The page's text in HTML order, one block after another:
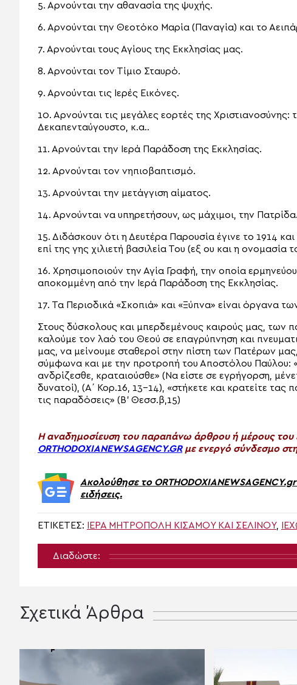
5. Αρνούνται την αθανασία της ψυχής.
6. Αρνούνται την Θεοτόκο Μαρία (Παναγία) και το
7. Αρνούνται τους Αγίους της Εκκλησίας μας.
8. Αρνούνται τον Τίμιο Σταυρό.
9. Αρνούνται τις Ιερές Εικόνες.
10. Αρνούνται τις μεγάλες εορτές της
Δεκαπενταύγουστο, κ.α..
11. Αρνούνται την Ιερά Παράδοση της Εκκλησίας.
12. Αρνούνται τον νηπιοβαπτισμό.
13. Αρνούνται την μετάγγιση αίματος.
14. Αρνούνται να υπηρετήσουν, ως μάχιμοι, την Πατρίδα.
15. Διδάσκουν ότι η Δευτέρα Παρουσία έγινε το 1914
επί της γης χιλιετή βασιλεία Του (εξ ου και η ονομασία
16. Χρησιμοποιούν την Αγία Γραφή, την οποία
αποκομμένη από την Ιερά Παράδοση της Εκκλησίας.
17. Τα Περιοδικά «Σκοπιά» και «Ξύπνα» είναι όργανα
Στους δύσκολους και μπερδεμένους καιρούς μας, των
καλούμε τον λαό του Θεού σε επαγρύπνηση και
μας, να μείνουμε σταθεροί στην πίστη των Πατέρων
σύμφωνα και με την προτροπή του Αποστόλου Παύλου:
ανδρίζεσθε, κραταιούσθε» (Να είστε σε εγρήγορση,
δυνατοί), (Α΄ Κορ.16, 13-14), «στήκετε και κρατείτε τας
τις παραδόσεις» (Β’ Θεσσ.β,15)
H αναδημοσίευση του παραπάνω άρθρου ή μέρους του
ORTHODOXIANEWSAGENCY.GRμε ενεργό σύνδεσμο
Ακολούθησε το
ειδήσεις.
ΕΤΙΚΈΤΕΣ: ΙΕΡΑ ΜΗΤΡΟΠΟΛΗ ΚΙΣΑΜΟΥ ΚΑΙ ΣΕΛΙΝΟΥ,
Διαδώστε:
Σχετικά Άρθρα